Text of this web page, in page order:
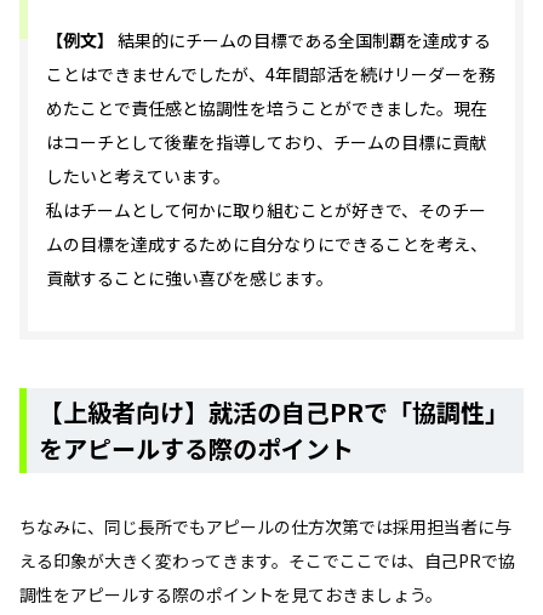
【例文】 結果的にチームの目標である全国制覇を達成する
ことはできませんでしたが、4年間部活を続けリーダーを務
めたことで責任感と協調性を培うことができました。現在
はコーチとして後輩を指導しており、チームの目標に貢献
したいと考えています。
私はチームとして何かに取り組むことが好きで、そのチー
ムの目標を達成するために自分なりにできることを考え、
貢献することに強い喜びを感じます。
【上級者向け】就活の自己PRで「協調性」
をアピールする際のポイント
ちなみに、同じ長所でもアピールの仕方次第では採用担当者に与
える印象が大きく変わってきます。そこでここでは、自己PRで協
調性をアピールする際のポイントを見ておきましょう。